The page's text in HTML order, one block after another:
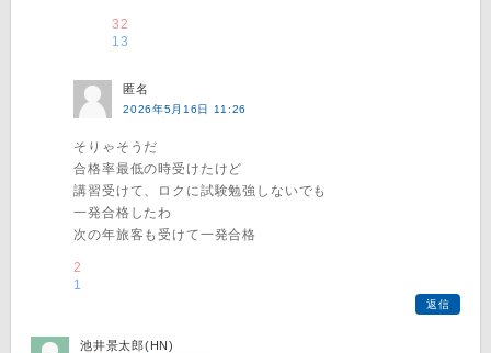
32
13
匿名
2026年5月16日 11:26
そりゃそうだ
合格率最低の時受けたけど
講習受けて、ロクに試験勉強しないでも
一発合格したわ
次の年旅客も受けて一発合格
2
1
返信
池井景太郎(HN)